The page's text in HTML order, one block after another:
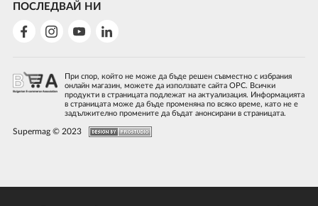
ПОСЛЕДВАЙ НИ
При спор, който не може да бъде решен съвместно с избрания
онлайн магазин, можете да използвате сайта ОРС. Всички
продукти в страницата подлежат на актуализация. Информацията
в страницата може да бъде променяна по всяко време, като не е
задължително промените да бъдат анонсирани в страницата.
Supermag © 2023